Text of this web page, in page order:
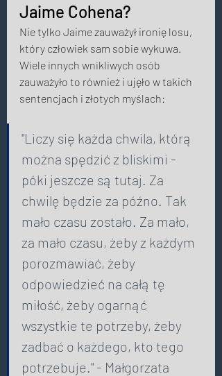
Jaime Cohena?
Nie tylko Jaime zauważył ironię losu,
który człowiek sam sobie wykuwa.
Wiele innych wnikliwych osób
zauważyło to również i ujęło w takich
sentencjach i złotych myślach:
"Liczy się każda chwila, którą
można spędzić z bliskimi -
póki jeszcze są tutaj. Za
chwilę będzie za późno. Tak
mało czasu zostało. Za mało,
za mało czasu, żeby z każdym
porozmawiać, żeby
odpowiedzieć na całą tę
miłość, żeby ogarnąć
wszystkie te potrzeby, żeby
zadbać o każdego, kto tego
potrzebuje." - Małgorzata